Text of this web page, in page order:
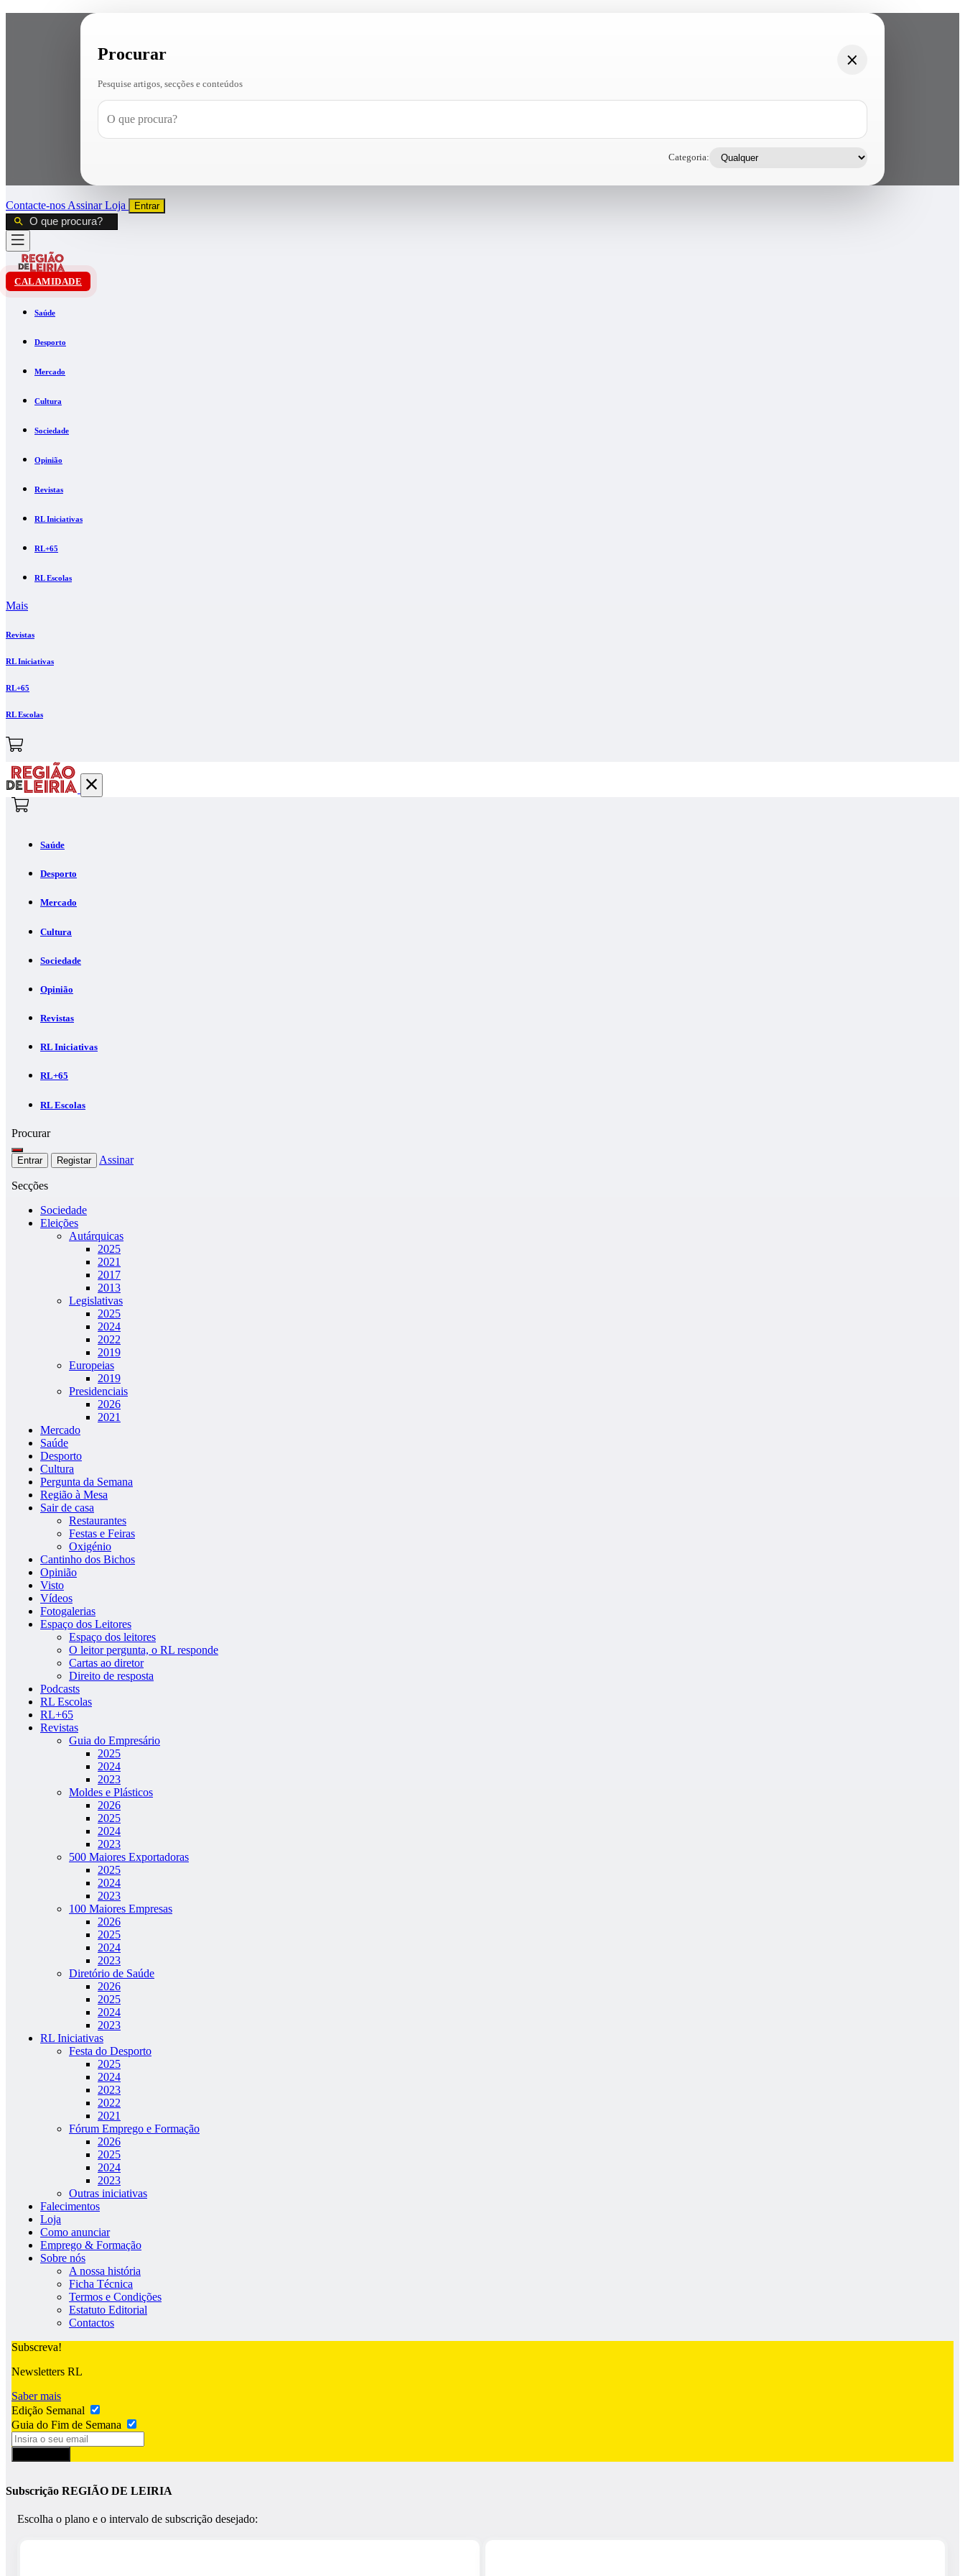
Procurar
Pesquise artigos, secções e conteúdos
Categoria:
Contacte-nos AssinarLoja Entrar
CALAMIDADE
Saúde
Desporto
Mercado
Cultura
Sociedade
Opinião
Revistas
RL Iniciativas
RL+65
RL Escolas
Mais
Revistas
RL Iniciativas
RL+65
RL Escolas
Saúde
Desporto
Mercado
Cultura
Sociedade
Opinião
Revistas
RL Iniciativas
RL+65
RL Escolas
Procurar
Entrar Registar Assinar
Secções
Sociedade
Eleições
Autárquicas
2025
2021
2017
2013
Legislativas
2025
2024
2022
2019
Europeias
2019
Presidenciais
2026
2021
Mercado
Saúde
Desporto
Cultura
Pergunta da Semana
Região à Mesa
Sair de casa
Restaurantes
Festas e Feiras
Oxigénio
Cantinho dos Bichos
Opinião
Visto
Vídeos
Fotogalerias
Espaço dos Leitores
Espaço dos leitores
O leitor pergunta, o RL responde
Cartas ao diretor
Direito de resposta
Podcasts
RL Escolas
RL+65
Revistas
Guia do Empresário
2025
2024
2023
Moldes e Plásticos
2026
2025
2024
2023
500 Maiores Exportadoras
2025
2024
2023
100 Maiores Empresas
2026
2025
2024
2023
Diretório de Saúde
2026
2025
2024
2023
RL Iniciativas
Festa do Desporto
2025
2024
2023
2022
2021
Fórum Emprego e Formação
2026
2025
2024
2023
Outras iniciativas
Falecimentos
Loja
Como anunciar
Emprego & Formação
Sobre nós
A nossa história
Ficha Técnica
Termos e Condições
Estatuto Editorial
Contactos
Subscreva!
Newsletters RL
Saber mais
Edição Semanal
Guia do Fim de Semana
Subscrição REGIÃO DE LEIRIA
Escolha o plano e o intervalo de subscrição desejado: